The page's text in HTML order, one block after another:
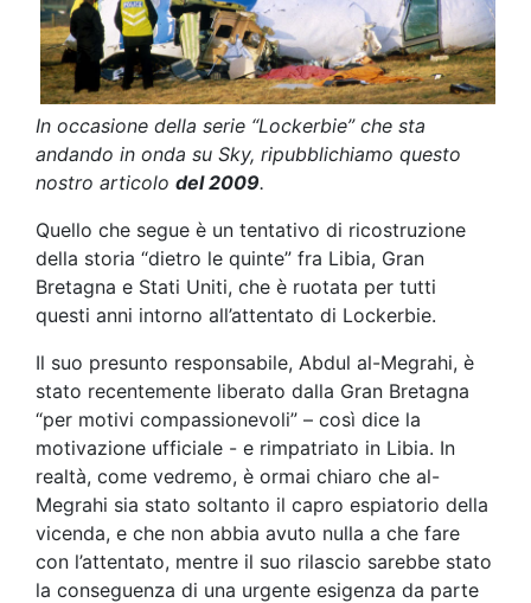
In occasione della serie “Lockerbie” che sta
andando in onda su Sky, ripubblichiamo questo
nostro articolo del 2009.
Quello che segue è un tentativo di ricostruzione
della storia “dietro le quinte” fra Libia, Gran
Bretagna e Stati Uniti, che è ruotata per tutti
questi anni intorno all’attentato di Lockerbie.
Il suo presunto responsabile, Abdul al-Megrahi, è
stato recentemente liberato dalla Gran Bretagna
“per motivi compassionevoli” – così dice la
motivazione ufficiale - e rimpatriato in Libia. In
realtà, come vedremo, è ormai chiaro che al-
Megrahi sia stato soltanto il capro espiatorio della
vicenda, e che non abbia avuto nulla a che fare
con l’attentato, mentre il suo rilascio sarebbe stato
la conseguenza di una urgente esigenza da parte